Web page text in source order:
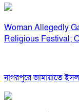
Woman Allegedly
Religious Festival;
নাগরপুরে জামায়াতে